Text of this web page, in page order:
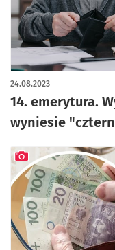
14. emerytura.
wyniesie
24.08.2023